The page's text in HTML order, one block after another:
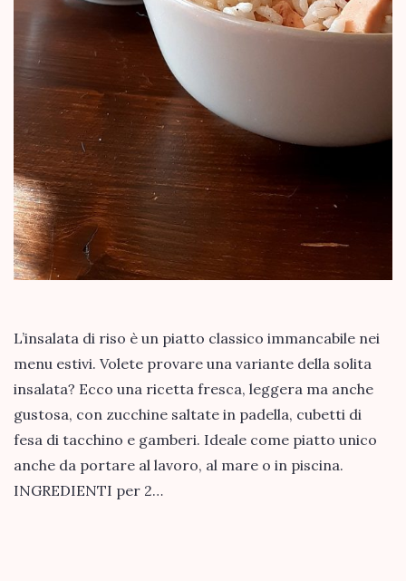
L’insalata di riso è un piatto classico immancabile nei
menu estivi. Volete provare una variante della solita
insalata? Ecco una ricetta fresca, leggera ma anche
gustosa, con zucchine saltate in padella, cubetti di
fesa di tacchino e gamberi. Ideale come piatto unico
anche da portare al lavoro, al mare o in piscina.
INGREDIENTI per 2…